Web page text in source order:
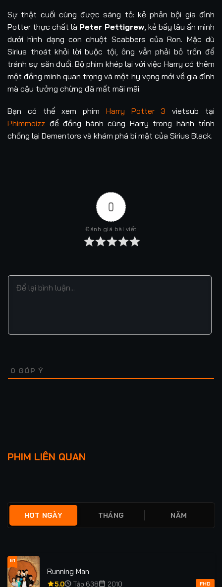
Sự thật cuối cùng được sáng tỏ: kẻ phản bội gia đình
Potter thực chất là Peter Pettigrew , kẻ bấy lâu ẩn mình
dưới hình dạng con chuột Scabbers của Ron. Mặc dù
Sirius thoát khỏi lời buộc tội, ông vẫn phải bỏ trốn để
tránh sự săn đuổi. Bộ phim khép lại với việc Harry có thêm
một đồng minh quan trọng và một hy vọng mới về gia đình
mà cậu tưởng chừng đã mất mãi mãi.
Bạn có thể xem phim Harry Potter 3 vietsub tại
Phimmoizz để đồng hành cùng Harry trong hành trình
chống lại Dementors và khám phá bí mật của Sirius Black.
0
Đánh giá bài viết
0 GÓP Ý
PHIM LIÊN QUAN
THIÊN CƠ THẬP NHỊ
CUNG
HOT NGÀY THÁNG NĂM
#1
Running Man
5.0 Tập 638 2010 FHD